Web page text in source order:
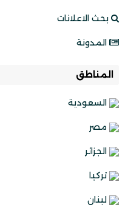
بحث الاعلانات
المدونة
المناطق
السعودية
مصر
الجزائر
تركيا
لبنان